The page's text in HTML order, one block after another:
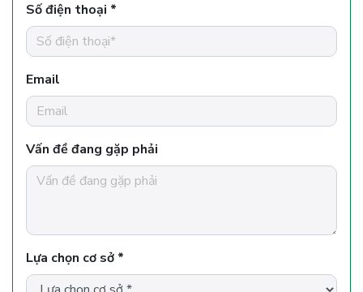
Số điện thoại *
Email
Vấn đề đang gặp phải
Lựa chọn cơ sở *